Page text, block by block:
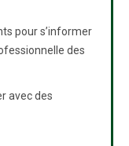
pour s’informer
des
avec des